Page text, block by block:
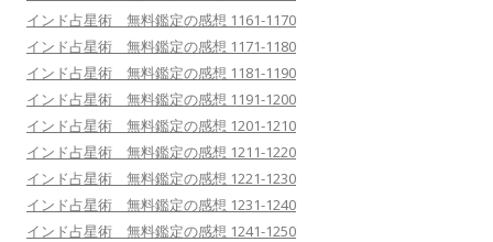
インド占星術 無料鑑定の感想 1161-1170
インド占星術 無料鑑定の感想 1171-1180
インド占星術 無料鑑定の感想 1181-1190
インド占星術 無料鑑定の感想 1191-1200
インド占星術 無料鑑定の感想 1201-1210
インド占星術 無料鑑定の感想 1211-1220
インド占星術 無料鑑定の感想 1221-1230
インド占星術 無料鑑定の感想 1231-1240
インド占星術 無料鑑定の感想 1241-1250